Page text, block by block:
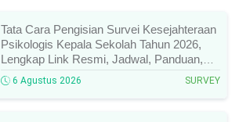
Tata Cara Pengisian Survei Kesejahteraan
Psikologis Kepala Sekolah Tahun 2026,
Lengkap Link Resmi, Jadwal, Panduan,
Dan Hal Yang Wajib Diperhatikan!
6 Agustus 2026 SURVEY